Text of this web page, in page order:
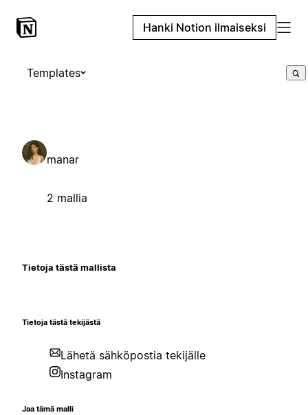
Hanki Notion ilmaiseksi
Templates
manar
2 mallia
Tietoja tästä mallista
Tietoja tästä tekijästä
Lähetä sähköpostia tekijälle
Instagram
Jaa tämä malli